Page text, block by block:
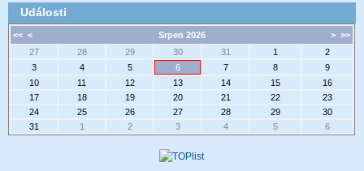
Události
<< < > >>
Srpen 2026
27
28 29 30 31 1
2
3
4 5 6 7 8
9
10
11 12 13 14 15
16
17
18 19 20 21 22
23
24
25 26 27 28 29
30
31
1 2 3 4 5 6